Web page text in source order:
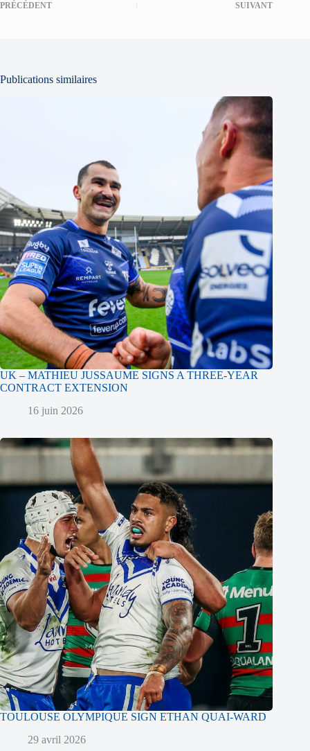
PRÉCÉDENT SUIVANT
Publications similaires
UK – MATHIEU JUSSAUME SIGNS A THREE-YEAR
CONTRACT EXTENSION
16 juin 2026
TOULOUSE OLYMPIQUE SIGN ETHAN QUAI-WARD
29 avril 2026